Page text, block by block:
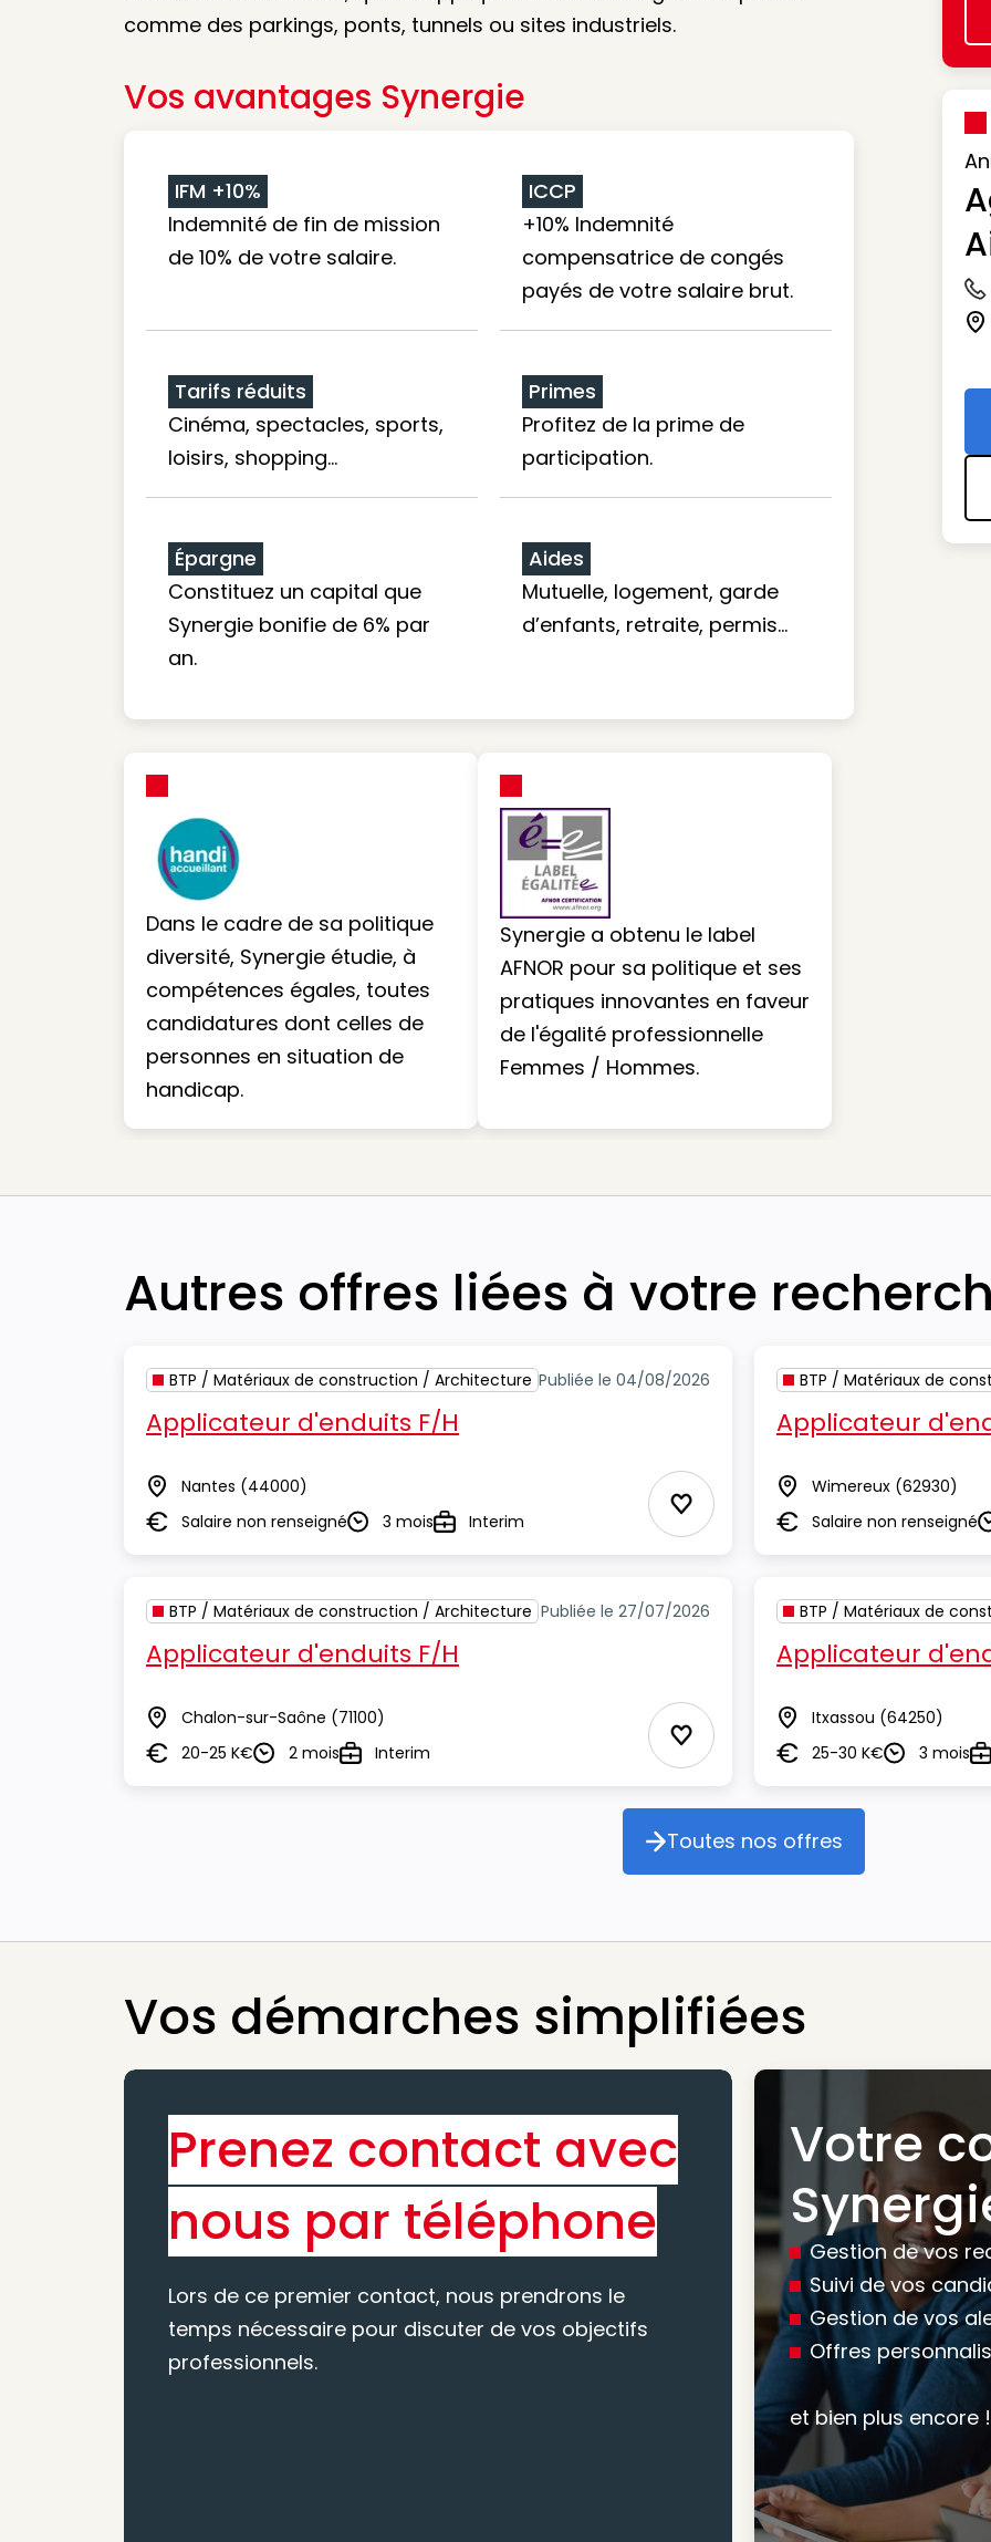
comme des parkings, ponts, tunnels ou sites industriels.
Vos avantages Synergie
IFM +10%
Indemnité de fin de mission
de 10% de votre salaire.
ICCP
+10% Indemnité
compensatrice de congés
payés de votre salaire brut.
Tarifs réduits
Cinéma, spectacles, sports,
loisirs, shopping...
Primes
Profitez de la prime de
participation.
Épargne
Constituez un capital que
Synergie bonifie de 6% par
an.
Aides
Mutuelle, logement, garde
d’enfants, retraite, permis…
Dans le cadre de sa politique
diversité, Synergie étudie, à
compétences égales, toutes
candidatures dont celles de
personnes en situation de
handicap.
Synergie a obtenu le label
AFNOR pour sa politique et ses
pratiques innovantes en faveur
de l'égalité professionnelle
Femmes / Hommes.
Autres offres liées à votre
BTP / Matériaux de construction / Architecture Publiée le 04/08/2026
Applicateur d'enduits F/H
Lieu Nantes (44000)
SalaireSalaire non renseignéDurée3 moisTypeInterim Ajouter aux Favoris
BTP / Matériaux de
Applicateur
Lieu Wimereux (62930)
SalaireSalaire non renseigné
BTP / Matériaux de construction / Architecture Publiée le 27/07/2026
Applicateur d'enduits F/H
Lieu Chalon-sur-Saône (71100)
Salaire20-25 K€Durée2 moisTypeInterim Ajouter aux Favoris
BTP / Matériaux de
Applicateur
Lieu Itxassou (64250)
Salaire25-30 K€Durée3 mois
Toutes nos offres
Toutes nos offres
Vos démarches simplifiées
Prenez contact avec
nous par téléphone
Lors de ce premier contact, nous prendrons le
temps nécessaire pour discuter de vos objectifs
professionnels.
Nous vous
votre recherche,
mesure pour
atteindre vos
Votre
Gestion de vos
Suivi de vos
Gestion de vos
Offres
et bien plus encore !